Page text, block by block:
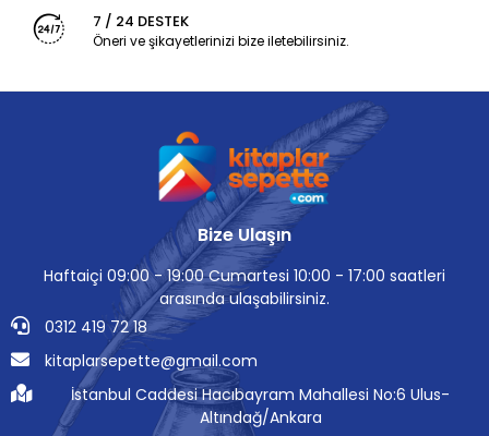
7 / 24 DESTEK
Öneri ve şikayetlerinizi bize iletebilirsiniz.
Bize Ulaşın
Haftaiçi 09:00 - 19:00 Cumartesi 10:00 - 17:00 saatleri
arasında ulaşabilirsiniz.
0312 419 72 18
kitaplarsepette@gmail.com
İstanbul Caddesi Hacıbayram Mahallesi No:6 Ulus-
Altındağ/Ankara